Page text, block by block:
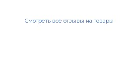
Смотреть все отзывы на товары